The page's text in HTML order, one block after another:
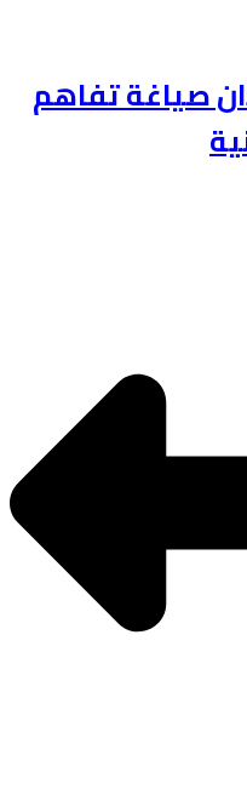
صياغة تفاهم